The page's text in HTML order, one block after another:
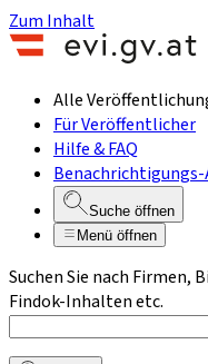
Zum Inhalt
Alle
Für Veröffentlicher
Hilfe & FAQ
Benachrichtigungs-
Suche öffnen
Menü öffnen
Suchen Sie nach Firmen,
Findok-Inhalten etc.